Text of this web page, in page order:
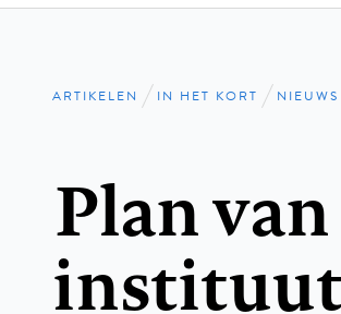
Kruimelpad
ARTIKELEN IN HET KORT NIEUWS
Plan
instituut